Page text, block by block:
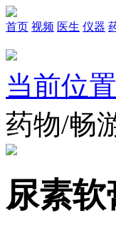
首页 视频 医生 仪器
当前位
药物/畅
尿素